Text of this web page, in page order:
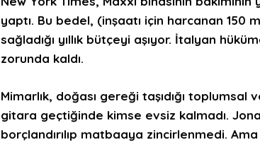
yaptı. Bu bedel, (inşaatı için harcanan 150
sağladığı yıllık bütçeyi aşıyor. İtalyan h
zorunda kaldı.
Mimarlık, doğası gereği taşıdığı toplumsal
gitara geçtiğinde kimse evsiz kalmadı.
borçlandırılıp matbaaya zincirlenmedi. Ama